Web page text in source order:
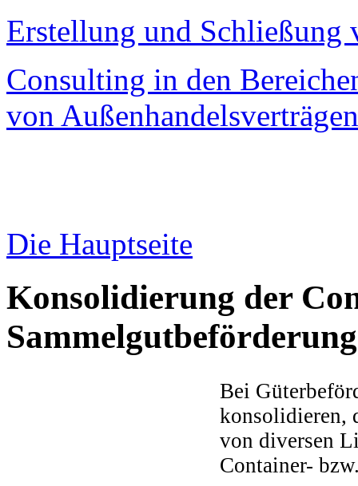
Erstellung und
Consulting in den
von Außenhandelsverträgen
Die Hauptseite
Konsolidierung der
Sammelgutbeförderung
Bei
konsolidieren,
von diversen
Container-